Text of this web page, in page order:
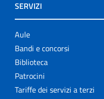
SERVIZI
Aule
Bandi e concorsi
Biblioteca
Patrocini
Tariffe dei servizi a terzi